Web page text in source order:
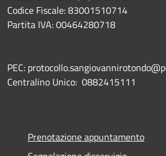
Codice Fiscale: 83001510714
Partita IVA: 00464280718
PEC:
Centralino Unico: 0882415111
Prenotazione appuntamento